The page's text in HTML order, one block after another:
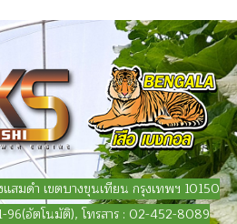
มดำ เขตบางขุนเทียน กรุงเทพฯ 10150
อัตโนมัติ), โทรสาร : 02-452-8089